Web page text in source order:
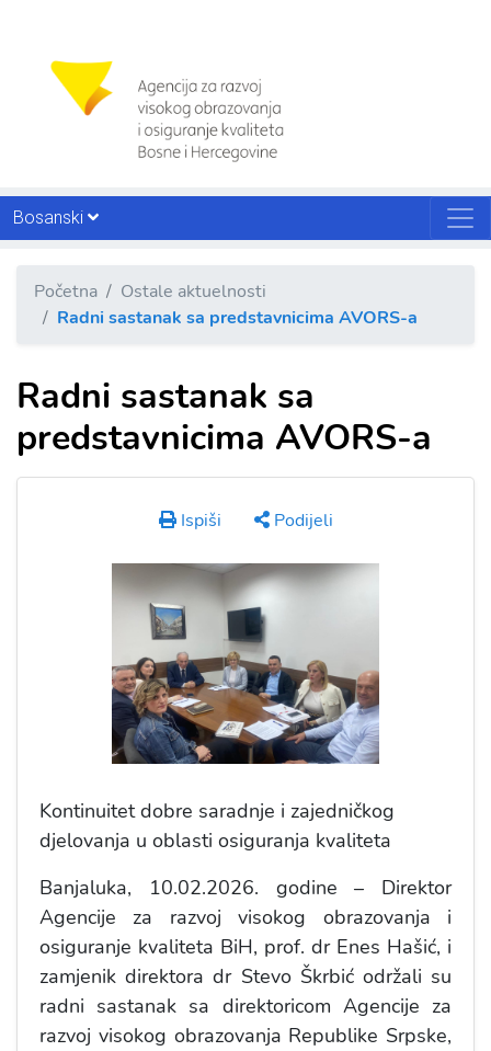
Bosanski
Početna
Ostale aktuelnosti
Radni sastanak sa predstavnicima AVORS-a
Radni sastanak sa
predstavnicima AVORS-a
Ispiši Podijeli
Kontinuitet dobre saradnje i zajedničkog
djelovanja u oblasti osiguranja kvaliteta
Banjaluka, 10.02.2026. godine – Direktor
Agencije za razvoj visokog obrazovanja i
osiguranje kvaliteta BiH, prof. dr Enes Hašić, i
zamjenik direktora dr Stevo Škrbić održali su
radni sastanak sa direktoricom Agencije za
razvoj visokog obrazovanja Republike Srpske,